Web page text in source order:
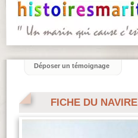
FICHE DU NAVIRE
Déposer un témoignage